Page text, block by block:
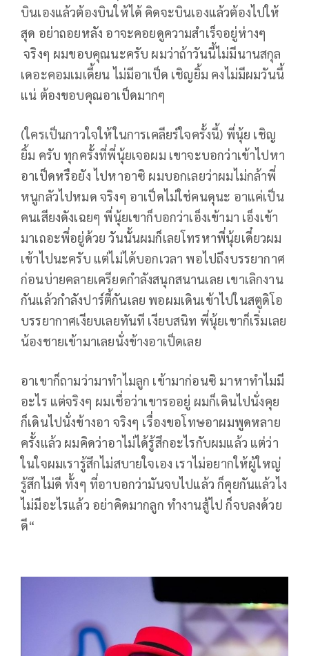
บินเองแล้วต้องบินให้ได้ คิดจะบินเองแล้วต้องไปให้
สุด อย่าถอยหลัง อาจะคอยดูความสำเร็จอยู่ห่างๆ
จริงๆ ผมขอบคุณนะครับ ผมว่าถ้าวันนี้ไม่มีนานสกุล
เดอะคอมเมเดี้ยน ไม่มีอาเป็ด เชิญยิ้ม คงไม่มีผมวันนี้
แน่ ต้องขอบคุณอาเป็ดมากๆ
(ใครเป็นกาวใจให้ในการเคลียร์ใจครั้งนี้) พี่นุ้ย เชิญ
ยิ้ม ครับ ทุกครั้งที่พี่นุ้ยเจอผม เขาจะบอกว่าเข้าไปหา
อาเป็ดหรือยัง ไปหาอาซิ ผมบอกเลยว่าผมไม่กล้าพี่
หนูกลัวไปหมด จริงๆ อาเป็ดไม่ใช่คนดุนะ อาแค่เป็น
คนเสียงดังเฉยๆ พี่นุ้ยเขาก็บอกว่าเอ็งเข้ามา เอ็งเข้า
มาเถอะพี่อยู่ด้วย วันนั้นผมก็เลยโทรหาพี่นุ้ยเดี๋ยวผม
เข้าไปนะครับ แต่ไม่ได้บอกเวลา พอไปถึงบรรยากาศ
ก่อนบ่ายคลายเครียดกำลังสนุกสนานเลย เขาเลิกงาน
กันแล้วกำลังปาร์ตี้กันเลย พอผมเดินเข้าไปในสตูดิโอ
บรรยากาศเงียบเลยทันที เงียบสนิท พี่นุ้ยเขาก็เริ่มเลย
น้องชายเข้ามาเลยนั่งข้างอาเป็ดเลย
อาเขาก็ถามว่ามาทำไมลูก เข้ามาก่อนซิ มาหาทำไมมี
อะไร แต่จริงๆ ผมเชื่อว่าเขารออยู่ ผมก็เดินไปนั่งคุย
ก็เดินไปนั่งข้างอา จริงๆ เรื่องขอโทษอาผมพูดหลาย
ครั้งแล้ว ผมคิดว่าอาไม่ได้รู้สึกอะไรกับผมแล้ว แต่ว่า
ในใจผมเรารู้สึกไม่สบายใจเอง เราไม่อยากให้ผู้ใหญ่
รู้สึกไม่ดี ทั้งๆ ที่อาบอกว่ามันจบไปแล้ว ก็คุยกันแล้วไง
ไม่มีอะไรแล้ว อย่าคิดมากลูก ทำงานสู้ไป ก็จบลงด้วย
ดี“